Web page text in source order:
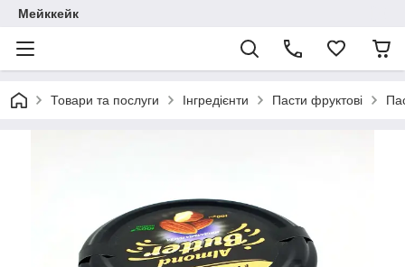
Мейккейк
Товари та послуги Інгредієнти Пасти фруктові